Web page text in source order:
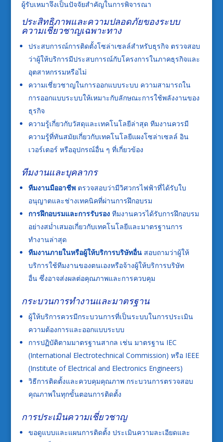
ผู้รับเหมาจึงเป็นปัจจัยสำคัญในการพิจารณา
ประสิทธิภาพและความปลอดภัยของระบบ
ความเชี่ยวชาญเฉพาะทาง
ประสบการณ์การติดตั้งโซล่าเซลล์สำหรับธุรกิจ ตรวจสอบ
ว่าผู้ให้บริการมีประสบการณ์กับโครงการในภาคธุรกิจและ
อุตสาหกรรมหรือไม่
ความเชี่ยวชาญในการออกแบบระบบ ความสามารถใน
การออกแบบระบบให้เหมาะกับลักษณะการใช้พลังงานของ
ธุรกิจ
ความรู้เกี่ยวกับวัสดุและเทคโนโลยีล่าสุด ทีมงานควรมี
ความรู้ที่ทันสมัยเกี่ยวกับเทคโนโลยีแผงโซล่าเซลล์ อิน
เวอร์เตอร์ หรืออุปกรณ์อื่น ๆ ที่เกี่ยวข้อง
ทีมงานและบุคลากร
ทีมงานมืออาชีพ ตรวจสอบว่ามีวิศวกรไฟฟ้าที่ได้รับใบ
อนุญาตและช่างเทคนิคที่ผ่านการฝึกอบรม
การฝึกอบรมและการรับรอง ทีมงานควรได้รับการฝึกอบรม
อย่างสม่ำเสมอเกี่ยวกับเทคโนโลยีและมาตรฐานการ
ทำงานล่าสุด
ทีมงานภายในหรือผู้ให้บริการบริษัทอื่น สอบถามว่าผู้ให้
บริการใช้ทีมงานของตนเองหรือจ้างผู้ให้บริการบริษัท
อื่น ซึ่งอาจส่งผลต่อคุณภาพและการควบคุม
กระบวนการทำงานและมาตรฐาน
ผู้ให้บริการควรมีกระบวนการที่เป็นระบบในการประเมิน
ความต้องการและออกแบบระบบ
การปฏิบัติตามมาตรฐานสากล เช่น มาตรฐาน IEC
(International Electrotechnical Commission) หรือ IEEE
(Institute of Electrical and Electronics Engineers)
วิธีการติดตั้งและควบคุมคุณภาพ กระบวนการตรวจสอบ
คุณภาพในทุกขั้นตอนการติดตั้ง
การประเมินความเชี่ยวชาญ
ขอดูแบบและแผนการติดตั้ง ประเมินความละเอียดและ